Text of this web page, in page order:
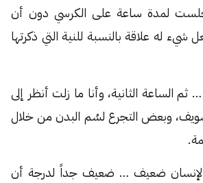
لمدة ساعة على الكرسي دون أن
له علاقة بالنسبة للنية التي ذكرتها
ثم الساعة الثانية، وأنا ما زلت أنظر إلى
وبعض التجرع لسُم البدن من خلال
الإنسان ضعيف … ضعيف جداً لدرجة أن